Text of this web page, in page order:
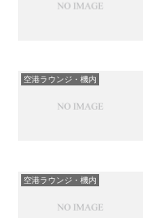
空港ラウンジ・機内
空港ラウンジ・機内